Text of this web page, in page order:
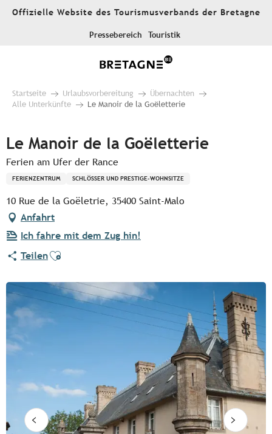
AllerOffizielle Website des Tourismusverbands der Bretagne
Pressebereich Touristik
Startseite Urlaubsvorbereitung
Übernachten
Alle Unterkünfte
Le Manoir de la Goëletterie
Le Manoir de la Goëletterie
Ferien am Ufer der Rance
FERIENZENTRUM SCHLÖSSER UND PRESTIGE-WOHNSITZE
10 Rue de la Goëletrie, 35400 Saint-Malo
Anfahrt
Ich fahre mit dem Zug hin!
TeilenAjouter aux favoris